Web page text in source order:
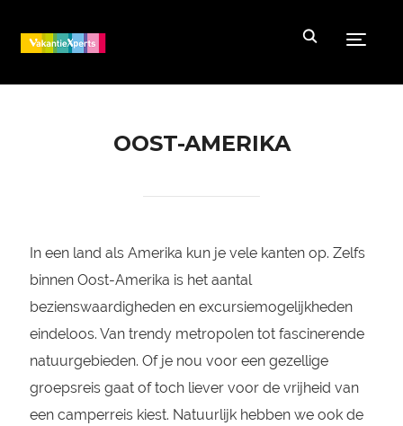
OOST-AMERIKA
In een land als Amerika kun je vele kanten op. Zelfs
binnen Oost-Amerika is het aantal
bezienswaardigheden en excursiemogelijkheden
eindeloos. Van trendy metropolen tot fascinerende
natuurgebieden. Of je nou voor een gezellige
groepsreis gaat of toch liever voor de vrijheid van
een camperreis kiest. Natuurlijk hebben we ook de